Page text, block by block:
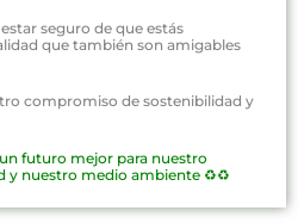
seguro de que estás
que también son amigables
compromiso de sostenibilidad y
futuro mejor para nuestro
y nuestro medio ambiente ♻️♻️